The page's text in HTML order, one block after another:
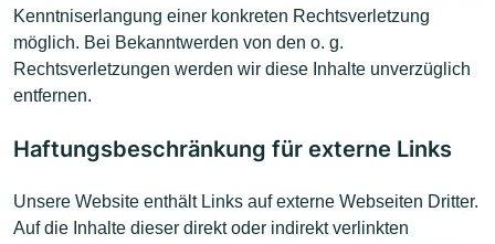
Kenntniserlangung einer konkreten Rechtsverletzung
möglich. Bei Bekanntwerden von den o. g.
Rechtsverletzungen werden wir diese Inhalte unverzüglich
entfernen.
Haftungsbeschränkung für externe Links
Unsere Website enthält Links auf externe Webseiten Dritter.
Auf die Inhalte dieser direkt oder indirekt verlinkten